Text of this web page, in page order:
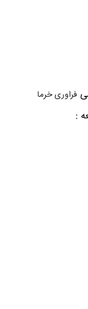
فراوری خرما
: